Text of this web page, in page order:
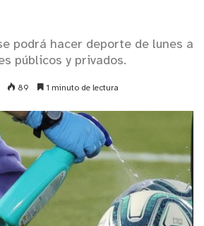
podrá hacer deporte de lunes a
públicos y privados.
89 1 minuto de lectura